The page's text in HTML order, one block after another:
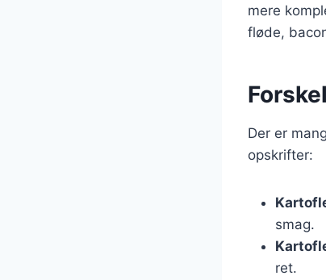
mere
fløde,
Der er
opskrifter:
smag.
ret.